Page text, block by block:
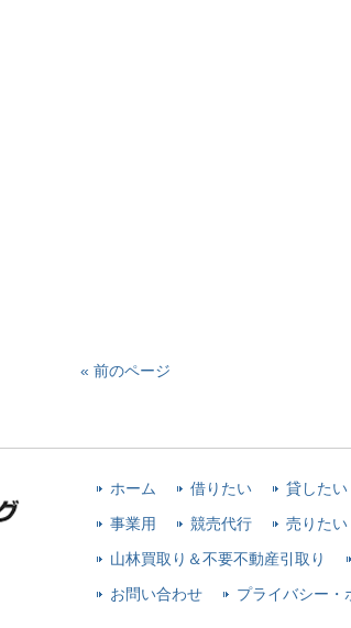
« 前のページ
ホーム 借りたい 貸したい
事業用 競売代行 売りたい
山林買取り＆不要不動産引取り
お問い合わせ プライバシー・